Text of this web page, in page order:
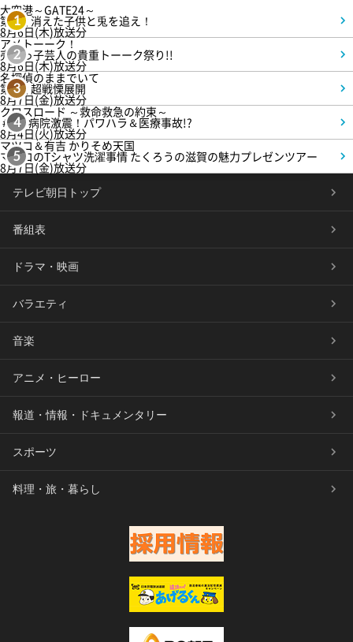
1
大空港～GATE24～
第3話 消えた子供と兎を追え！
8月6日(木)放送分
2
アメトーーク！
売れっ子芸人の貴重トーーク祭り!!
8月6日(木)放送分
3
名探偵のままでいて
第4話 超戦慄展開
8月7日(金)放送分
4
クロスロード ～救命救急の約束～
＃5 病院激震！パワハラ＆医療事故!?
8月4日(火)放送分
5
マツコ＆有吉 かりそめ天国
マツコのTシャツ洗濯事情 たくろうの滋賀の魅力プレゼンツアー
8月7日(金)放送分
テレビ朝日トップ
番組表
ドラマ・映画
バラエティ
音楽
アニメ・ヒーロー
報道・情報・ドキュメンタリー
スポーツ
料理・旅・暮らし